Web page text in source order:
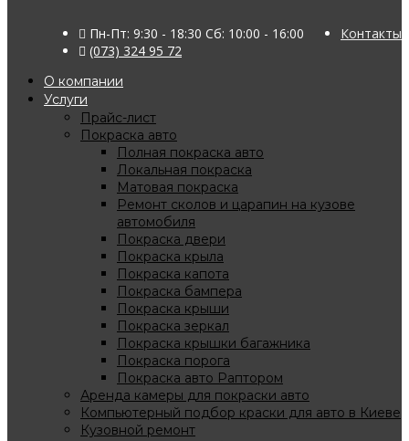
Контакты
Пн-Пт: 9:30 - 18:30 Сб: 10:00 - 16:00
(073) 324 95 72
О компании
Услуги
Прайс-лист
Покраска авто
Полная покраска авто
Локальная покраска
Матовая покраска
Ремонт сколов и царапин на кузове
автомобиля
Покраска двери
Покраска крыла
Покраска капота
Покраска бампера
Покраска крыши
Покраска зеркал
Покраска крышки багажника
Покраска порога
Покраска авто Раптором
Аренда камеры для покраски авто
Компьютерный подбор краски для авто в Киеве
Кузовной ремонт